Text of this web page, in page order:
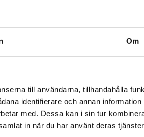
Om
till användarna, tillhandahålla
identifierare och annan information
med. Dessa kan i sin tur
in när du har använt deras
via
inte leveranser
ett köp måste
har tio
utspelar sig
Språk:
ISBN:
Upplaga: